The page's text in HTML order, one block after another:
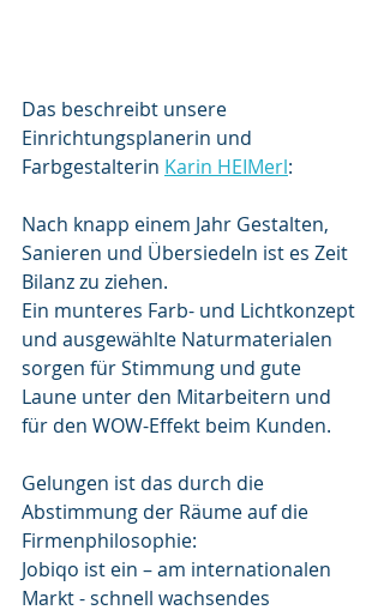
Das beschreibt unsere
Einrichtungsplanerin und
Farbgestalterin Karin HEIMerl:
Nach knapp einem Jahr Gestalten,
Sanieren und Übersiedeln ist es Zeit
Bilanz zu ziehen.
Ein munteres Farb- und Lichtkonzept
und ausgewählte Naturmaterialen
sorgen für Stimmung und gute
Laune unter den Mitarbeitern und
für den WOW-Effekt beim Kunden.
Gelungen ist das durch die
Abstimmung der Räume auf die
Firmenphilosophie:
Jobiqo ist ein – am internationalen
Markt - schnell wachsendes